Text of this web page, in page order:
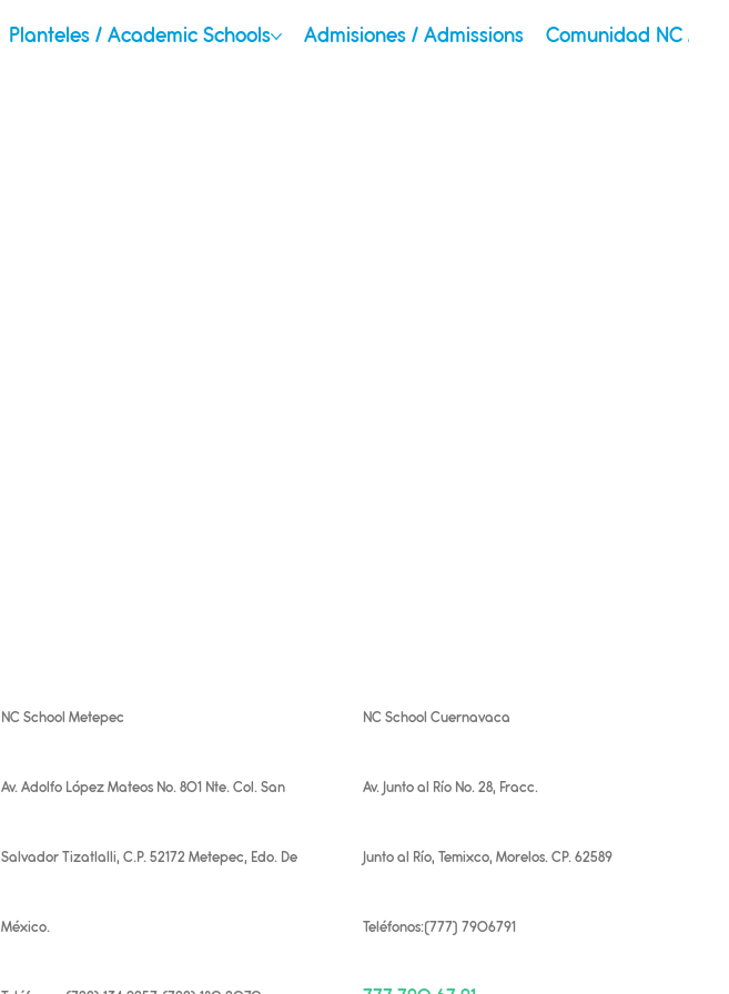
Planteles / Academic Schools Admisiones / Admissions Comunidad NC /
NC School Cuernavaca
Av. Junto al Río No. 28, Fracc.
Junto al Río, Temixco, Morelos. CP. 62589
Teléfonos:(777) 7906791
NC School Metepec
Av. Adolfo López Mateos No. 801 Nte. Col. San
Salvador Tizatlalli, C.P. 52172 Metepec, Edo. De
México.